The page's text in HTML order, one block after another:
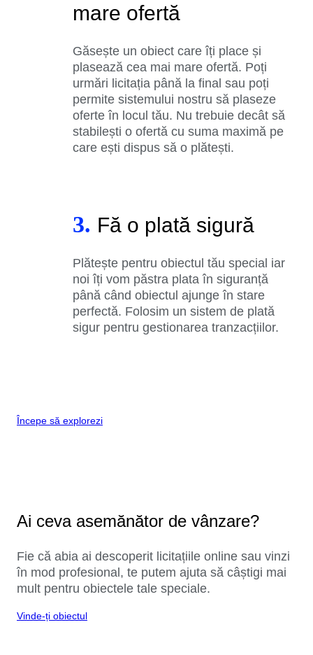
mare ofertă
Găsește un obiect care îți place și
plasează cea mai mare ofertă. Poți
urmări licitația până la final sau poți
permite sistemului nostru să plaseze
oferte în locul tău. Nu trebuie decât să
stabilești o ofertă cu suma maximă pe
care ești dispus să o plătești.
3. Fă o plată sigură
Plătește pentru obiectul tău special iar
noi îți vom păstra plata în siguranță
până când obiectul ajunge în stare
perfectă. Folosim un sistem de plată
sigur pentru gestionarea tranzacțiilor.
Începe să explorezi
Ai ceva asemănător de vânzare?
Fie că abia ai descoperit licitațiile online sau vinzi
în mod profesional, te putem ajuta să câștigi mai
mult pentru obiectele tale speciale.
Vinde-ți obiectul